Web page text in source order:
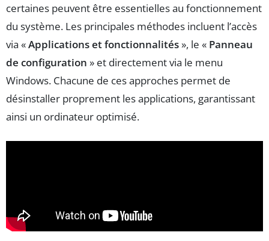
certaines peuvent être essentielles au fonctionnement
du système. Les principales méthodes incluent l’accès
via «Applications et fonctionnalités», le « Panneau
de configuration » et directement via le menu
Windows. Chacune de ces approches permet de
désinstaller proprement les applications, garantissant
ainsi un ordinateur optimisé.